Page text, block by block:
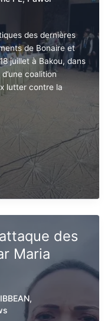
PL
des dernières
de Bonaire et
juillet à Bakou,
d’une coalition
lutter contre la
des
Maria